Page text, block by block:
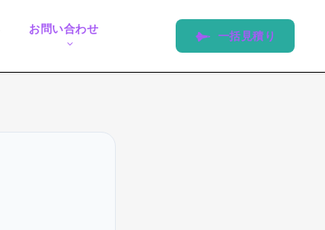
お問い合わせ 一括 見積 り